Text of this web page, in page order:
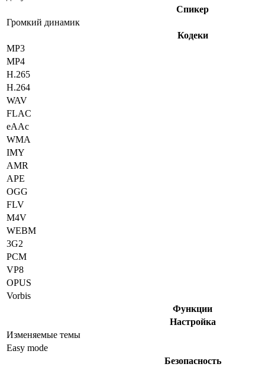
Спикер
Громкий динамик
Кодеки
MP3
MP4
H.265
H.264
WAV
FLAC
eAAc
WMA
IMY
AMR
APE
OGG
FLV
M4V
WEBM
3G2
PCM
VP8
OPUS
Vorbis
Функции
Настройка
Изменяемые темы
Easy mode
Безопасность